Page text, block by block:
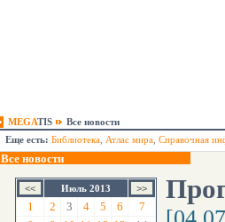
MEGATIS
Все новости
Еще есть: Библиотека Атлас мира Справочная
Все новости
Июль 2013
1 2 3 4 5 6
7